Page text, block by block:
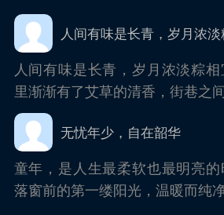
人间有味是长青，岁月浓
人间有味是长青，岁月浓淡粽
里渐渐有了艾草的清香，街巷之
无忧年少，自在韶华
童年，是人生最柔软也最明亮
落窗前的第一缕阳光，温暖而纯